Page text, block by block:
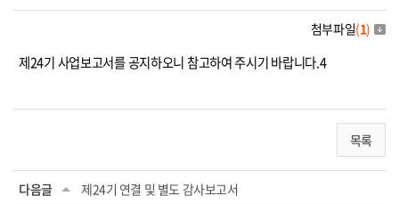
첨부파일(1)
제24기 사업보고서를 공지하오니 참고하여 주시기 바랍니다.4
목록
다음글 제24기 연결 및 별도 감사보고서